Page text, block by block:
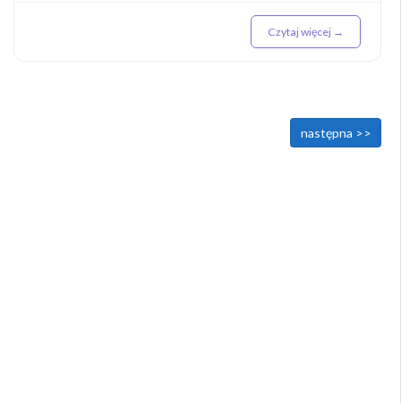
Czytaj więcej →
następna >>